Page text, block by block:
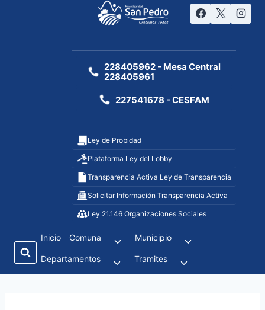
228405962 - Mesa Central
228405961
227541678 - CESFAM
Ley de Probidad
Plataforma Ley del Lobby
Transparencia Activa Ley de Transparencia
Solicitar Información Transparencia Activa
Ley 21.146 Organizaciones Sociales
Inicio Comuna Municipio
Departamentos Tramites